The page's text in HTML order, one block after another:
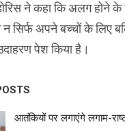
ने कहा कि अलग होने के
सिर्फ अपने बच्चों के लिए
पेश किया है।
आतंकियों पर लगाएंगे लगाम-